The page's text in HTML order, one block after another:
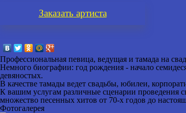
Заказать артиста
Профессиональная певица, ведущая и тамада на
Немного биографии: год рождения - начало
девяностых.
В качестве тамады ведет свадьбы, юбилеи,
К вашим услугам различные сценарии проведения
множество песенных хитов от 70-х годов до
Фотогалерея